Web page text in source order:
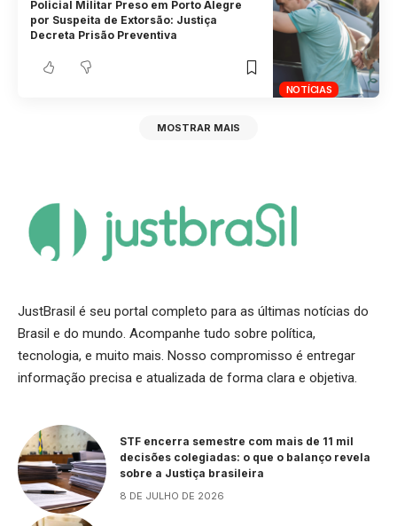
NOTÍCIAS
Policial Militar Preso em Porto Alegre
por Suspeita de Extorsão: Justiça
Decreta Prisão Preventiva
MOSTRAR MAIS
JustBrasil é seu portal completo para as últimas notícias do
Brasil e do mundo. Acompanhe tudo sobre política,
tecnologia, e muito mais. Nosso compromisso é entregar
informação precisa e atualizada de forma clara e objetiva.
STF encerra semestre com mais de 11 mil
decisões colegiadas: o que o balanço revela
sobre a Justiça brasileira
8 DE JULHO DE 2026